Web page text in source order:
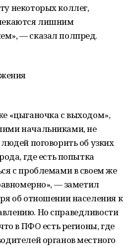
некоторых коллег,
лишним
— сказал полпред.
«цыганочка с выходом»,
начальниками, не
поговорить об узких
где есть попытка
с проблемами в своем же
— заметил
об отношении населения к
Но справедливости
в ПФО есть регионы, где
органов местного